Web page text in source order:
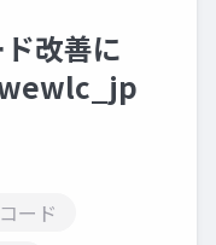
改善に
ード